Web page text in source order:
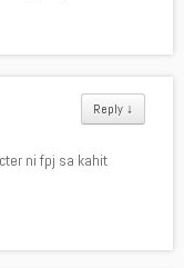
Reply ↓
ni fpj sa kahit